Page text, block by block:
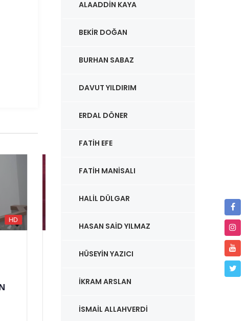
HAFTALIK SOHBETLER
DOKUZUNCU MEKTUP
- ALTINCI NÜKTE
ALAADDIN KAYA
BEKIR DOĞAN
BURHAN SABAZ
DAVUT YILDIRIM
ERDAL DÖNER
FATIH EFE
FATIH MANISALI
HALIL DÜLGAR
HASAN SAID YILMAZ
HÜSEYIN YAZICI
İKRAM ARSLAN
İSMAIL ALLAHVERDI